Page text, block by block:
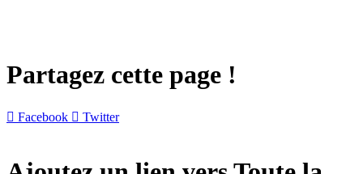
Partagez cette page !
 Facebook  Twitter